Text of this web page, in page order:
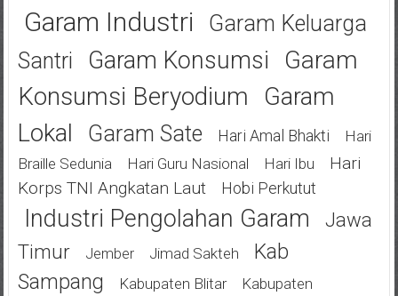
Garam Industri
Garam Keluarga
Santri
Garam Konsumsi
Garam
Konsumsi Beryodium
Garam
Lokal
Garam Sate Hari Amal Bhakti
Hari
Braille Sedunia
Hari Guru Nasional Hari Ibu
Hari
Korps TNI Angkatan Laut
Hobi Perkutut
Industri Pengolahan Garam
Jawa
Timur
Jember Jimad Sakteh
Kab
Sampang
Kabupaten Blitar
Kabupaten